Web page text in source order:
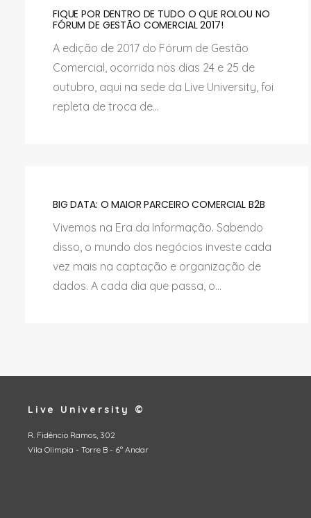
FIQUE POR DENTRO DE TUDO O QUE ROLOU NO
FÓRUM DE GESTÃO COMERCIAL 2017!
A edição de 2017 do Fórum de Gestão
Comercial, ocorrida nos dias 24 e 25 de
outubro, aqui na sede da Live University, foi
repleta de troca de...
BIG DATA: O MAIOR PARCEIRO COMERCIAL B2B
Vivemos na Era da Informação. Sabendo
disso, o mundo dos negócios investe cada
vez mais na captação e organização de
dados. A cada dia que passa, o...
Live University ©
R. Fidêncio Ramos, 302
Vila Olimpia - Torre B - 6º Andar